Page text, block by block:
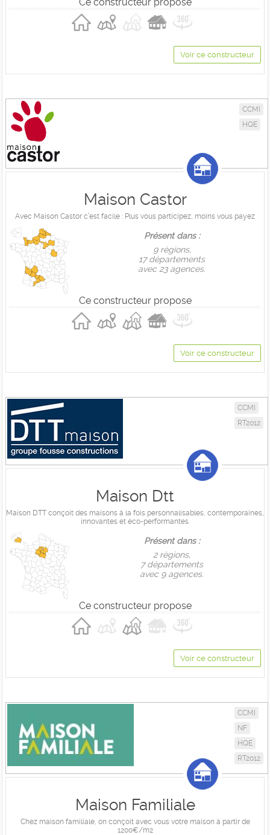
Voir ce constructeur
CCMI
HQE
Maison Castor
Avec Maison Castor c’est facile : Plus vous participez, moins vous payez
Présent dans :
9 règions,
17 départements
avec 23 agences.
Ce constructeur propose
Voir ce constructeur
CCMI
RT2012
Maison Dtt
Maison DTT conçoit des maisons à la fois personnalisables, contemporaines,
innovantes et éco-performantes.
Présent dans :
2 règions,
7 départements
avec 9 agences.
Ce constructeur propose
Voir ce constructeur
CCMI
NF
HQE
RT2012
Maison Familiale
Chez maison familiale, on conçoit avec vous votre maison à partir de
1200€/m2